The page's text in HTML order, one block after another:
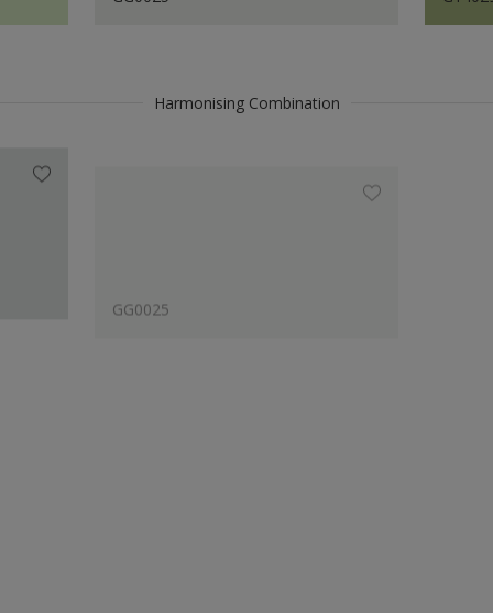
Harmonising Combination